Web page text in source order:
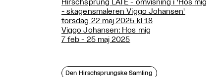
Hirschsprung LATE - omvisning i 'Hos mig
- skagensmaleren Viggo Johansen'
torsdag 22 maj 2025 kl 18
Viggo Johansen: Hos mig
7 feb - 25 maj 2025
Den Hirschsprungske Samling